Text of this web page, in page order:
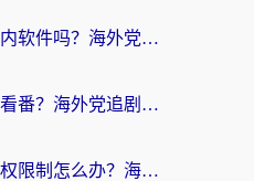
在国外能正常使用国内软件吗？海外党亲测有效的无缝访问指南
哔哩哔哩在国外怎么看番？海外党追剧看片的终极解决方案
在国外想看爱奇艺版权限制怎么办？海外华人必看的追剧自由指南